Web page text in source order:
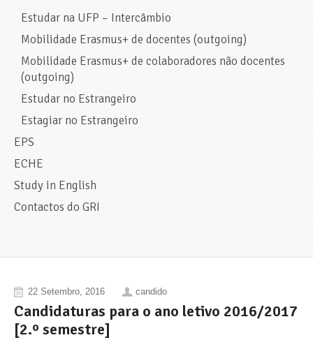
Estudar na UFP – Intercâmbio
Mobilidade Erasmus+ de docentes (outgoing)
Mobilidade Erasmus+ de colaboradores não docentes
(outgoing)
Estudar no Estrangeiro
Estagiar no Estrangeiro
EPS
ECHE
Study in English
Contactos do GRI
22 Setembro, 2016 candido
Candidaturas para o ano letivo 2016/2017
[2.º semestre]